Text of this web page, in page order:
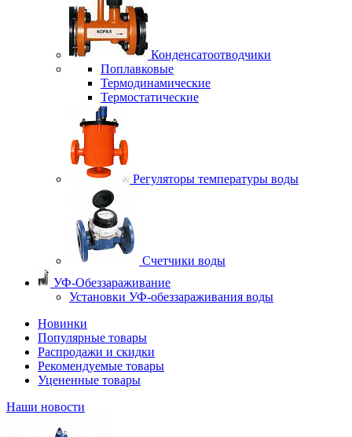
Конденсатоотводчики
Поплавковые
Термодинамические
Термостатические
Регуляторы температуры воды
Счетчики воды
УФ-Обеззараживание
Установки УФ-обеззараживания воды
Новинки
Популярные товары
Распродажи и скидки
Рекомендуемые товары
Уцененные товары
Наши новости